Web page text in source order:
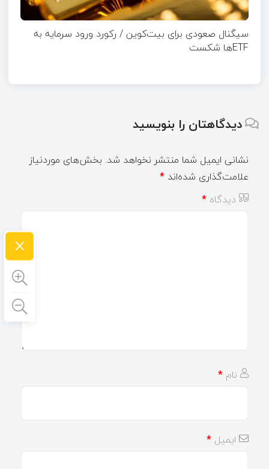
سیگنال صعودی برای بیت‌کوین / رکورد ورود سرمایه به
ETFها شکست
دیدگاهتان را بنویسید
نشانی ایمیل شما منتشر نخواهد شد. بخش‌های موردنیاز
علامت‌گذاری شده‌اند *
دیدگاه *
نام *
ایمیل *
×